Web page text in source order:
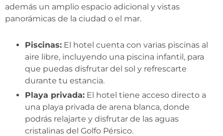
además un amplio espacio adicional y vistas
panorámicas de la ciudad o el mar.
Piscinas: El hotel cuenta con varias piscinas al
aire libre, incluyendo una piscina infantil, para
que puedas disfrutar del sol y refrescarte
durante tu estancia.
Playa privada: El hotel tiene acceso directo a
una playa privada de arena blanca, donde
podrás relajarte y disfrutar de las aguas
cristalinas del Golfo Pérsico.